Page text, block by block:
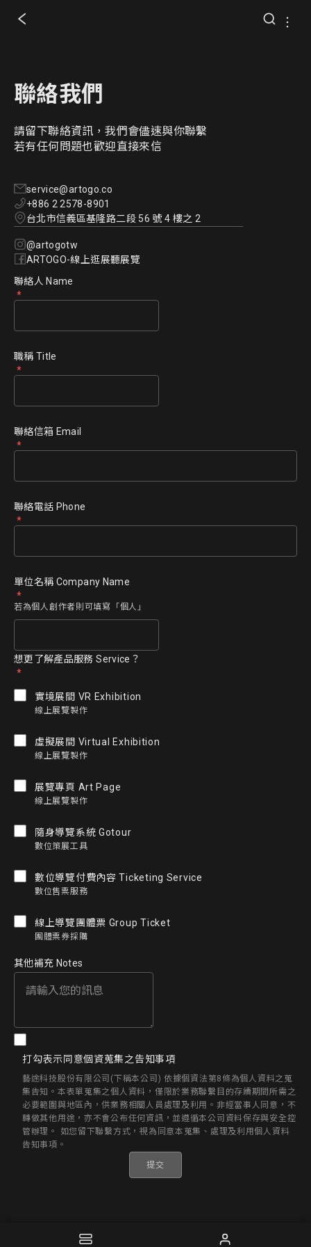
聯絡我們
請留下聯絡資訊，我們會儘速與你聯繫
若有任何問題也歡迎直接來信
service@artogo.co
+886 2 2578-8901
台北市信義區基隆路二段 56 號 4 樓之 2
@artogotw
ARTOGO-線上逛展聽展覽
聯絡人 Name
職稱 Title
聯絡信箱 Email
聯絡電話 Phone
單位名稱 Company Name
若為個人創作者則可填寫「個人」
想更了解產品服務 Service？
實境展間 VR Exhibition
線上展覽製作
虛擬展間 Virtual Exhibition
線上展覽製作
展覽專頁 Art Page
線上展覽製作
隨身導覽系統 Gotour
數位策展工具
數位導覽付費內容 Ticketing Service
數位售票服務
線上導覽團體票 Group Ticket
團體票券採購
其他補充 Notes
打勾表示同意個資蒐集之告知事項
藝途科技股份有限公司(下稱本公司) 依據個資法第8條為個人資料之蒐
集告知。本表單蒐集之個人資料，僅限於業務聯繫目的存續期間所需之
必要範圍與地區內，供業務相關人員處理及利用。非經當事人同意，不
轉做其他用途，亦不會公布任何資訊，並遵循本公司資料保存與安全控
管辦理。 如您留下聯繫方式，視為同意本蒐集、處理及利用個人資料
告知事項。
提交